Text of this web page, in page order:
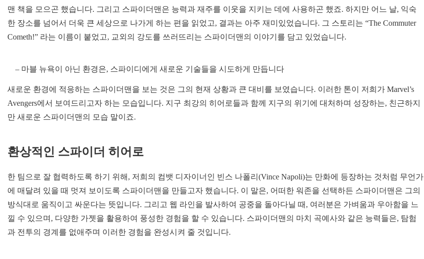
맨 책을 모으곤 했습니다. 그리고 스파이더맨은 능력과 재주를 이웃을 지키는 데에 사용하곤 했죠. 하지만 어느 날, 익숙
한 장소를 넘어서 더욱 큰 세상으로 나가게 하는 편을 읽었고, 결과는 아주 재미있었습니다. 그 스토리는 “The Commuter
Cometh!” 라는 이름이 붙었고, 교외의 강도를 쓰러뜨리는 스파이더맨의 이야기를 담고 있었습니다.
– 마블 뉴욕이 아닌 환경은, 스파이디에게 새로운 기술들을 시도하게 만듭니다
새로운 환경에 적응하는 스파이더맨을 보는 것은 그의 현재 상황과 큰 대비를 보였습니다. 이러한 톤이 저희가 Marvel’s
Avengers에서 보여드리고자 하는 모습입니다. 지구 최강의 히어로들과 함께 지구의 위기에 대처하며 성장하는, 친근하지
만 새로운 스파이더맨의 모습 말이죠.
환상적인 스파이더 히어로
한 팀으로 잘 협력하도록 하기 위해, 저희의 컴뱃 디자이너인 빈스 나폴리(Vince Napoli)는 만화에 등장하는 것처럼 무언가
에 매달려 있을 때 멋져 보이도록 스파이더맨을 만들고자 했습니다. 이 말은, 어떠한 워존을 선택하든 스파이더맨은 그의
방식대로 움직이고 싸운다는 뜻입니다. 그리고 웹 라인을 발사하여 공중을 돌아다닐 때, 여러분은 가벼움과 우아함을 느
낄 수 있으며, 다양한 가젯을 활용하여 풍성한 경험을 할 수 있습니다. 스파이더맨의 마치 곡예사와 같은 능력들은, 탐험
과 전투의 경계를 없애주며 이러한 경험을 완성시켜 줄 것입니다.